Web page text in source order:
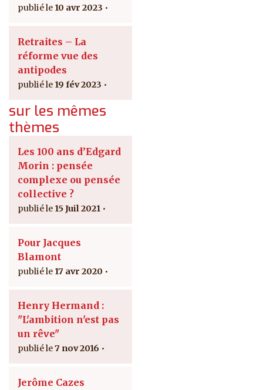
10 avr 2023
Retraites – La
réforme vue des
antipodes
19 fév 2023
sur les mêmes
thèmes
Les 100 ans d’Edgard
Morin : pensée
complexe ou pensée
collective ?
15 Juil 2021
Pour Jacques
Blamont
17 avr 2020
Henry Hermand :
"L'ambition n'est pas
un rêve"
7 nov 2016
Jerôme Cazes